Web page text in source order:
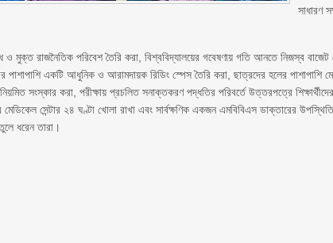
সাধারণ
মুক্ত রাজনৈতিক পরিবেশ তৈরি করা, বিশ্ববিদ্যালয়ের গবেষণায় গতি আনতে নিজস্ব বাজেট
পাশাপাশি একটি আধুনিক ও আরামদায়ক রিডিং স্পেস তৈরি করা, ছাত্রদের হলের পাশাপাশি
সংস্কার করা, পরীক্ষায় প্রচলিত সনাক্তকরণ পদ্ধতির পরিবর্তে উত্তরপত্রে
সেন্টার ২৪ ঘণ্টা খোলা রাখা এবং সার্বক্ষণিক একজন এমবিবিএস ডাক্তারের উপস্থিতি
ধরেন তারা।